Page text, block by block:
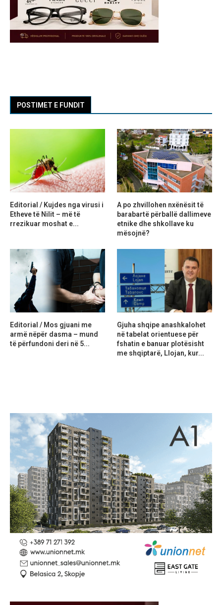
POSTIMET E FUNDIT
Editorial / Kujdes nga virusi i
Etheve të Nilit – më të
rrezikuar moshat e...
A po zhvillohen nxënësit të
barabartë përballë dallimeve
etnike dhe shkollave ku
mësojnë?
Editorial / Mos gjuani me
armë nëpër dasma – mund
të përfundoni deri në 5...
Gjuha shqipe anashkalohet
në tabelat orientuese për
fshatin e banuar plotësisht
me shqiptarë, Llojan, kur...